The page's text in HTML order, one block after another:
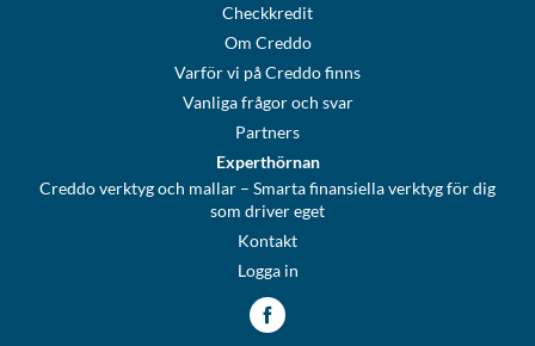
Checkkredit
Om Creddo
Varför vi på Creddo finns
Vanliga frågor och svar
Partners
Experthörnan
Creddo verktyg och mallar – Smarta finansiella verktyg för dig
som driver eget
Kontakt
Logga in